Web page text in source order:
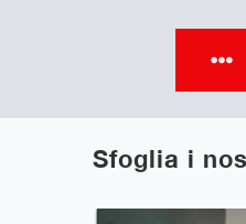
Sfoglia i